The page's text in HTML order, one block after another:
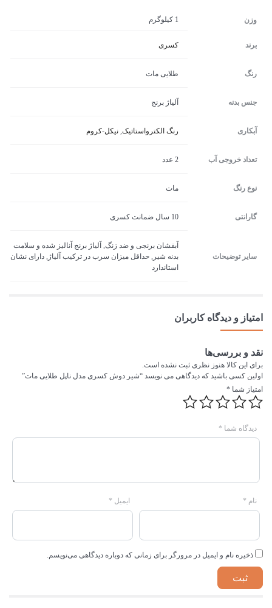
وزن 1 کیلوگرم
برند کسری
رنگ طلایی مات
جنس بدنه آلیاژ برنج
آبکاری رنگ الکترواستاتیک, نیکل-کروم
تعداد خروجی آب 2 عدد
نوع رنگ مات
گارانتی 10 سال ضمانت کسری
سایر توضیحات
آبفشان برنجی و ضد زنگ, آلیاژ برنج آنالیز شده و سلامت
بدنه شیر, حداقل میزان سرب در ترکیب آلیاژ, دارای نشان
استاندارد
امتیاز و دیدگاه کاربران
نقد و بررسی‌ها
برای این کالا هنوز نظری ثبت نشده است.
اولین کسی باشید که دیدگاهی می نویسد “شیر دوش کسری مدل ناپل طلایی مات”
امتیاز شما *
دیدگاه شما *
نام * ایمیل *
ذخیره نام و ایمیل در مرورگر برای زمانی که دوباره دیدگاهی می‌نویسم.